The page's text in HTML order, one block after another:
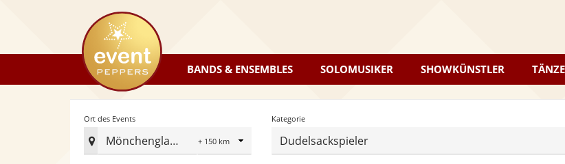
eventpeppers
BANDS & ENSEMBLES SOLOMUSIKER SHOWKÜNSTLER
Ort des Events
Mönchengladbach
Radius
Ort
Kategorie
Dudelsackspieler